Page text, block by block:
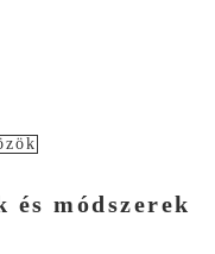
és módszerek